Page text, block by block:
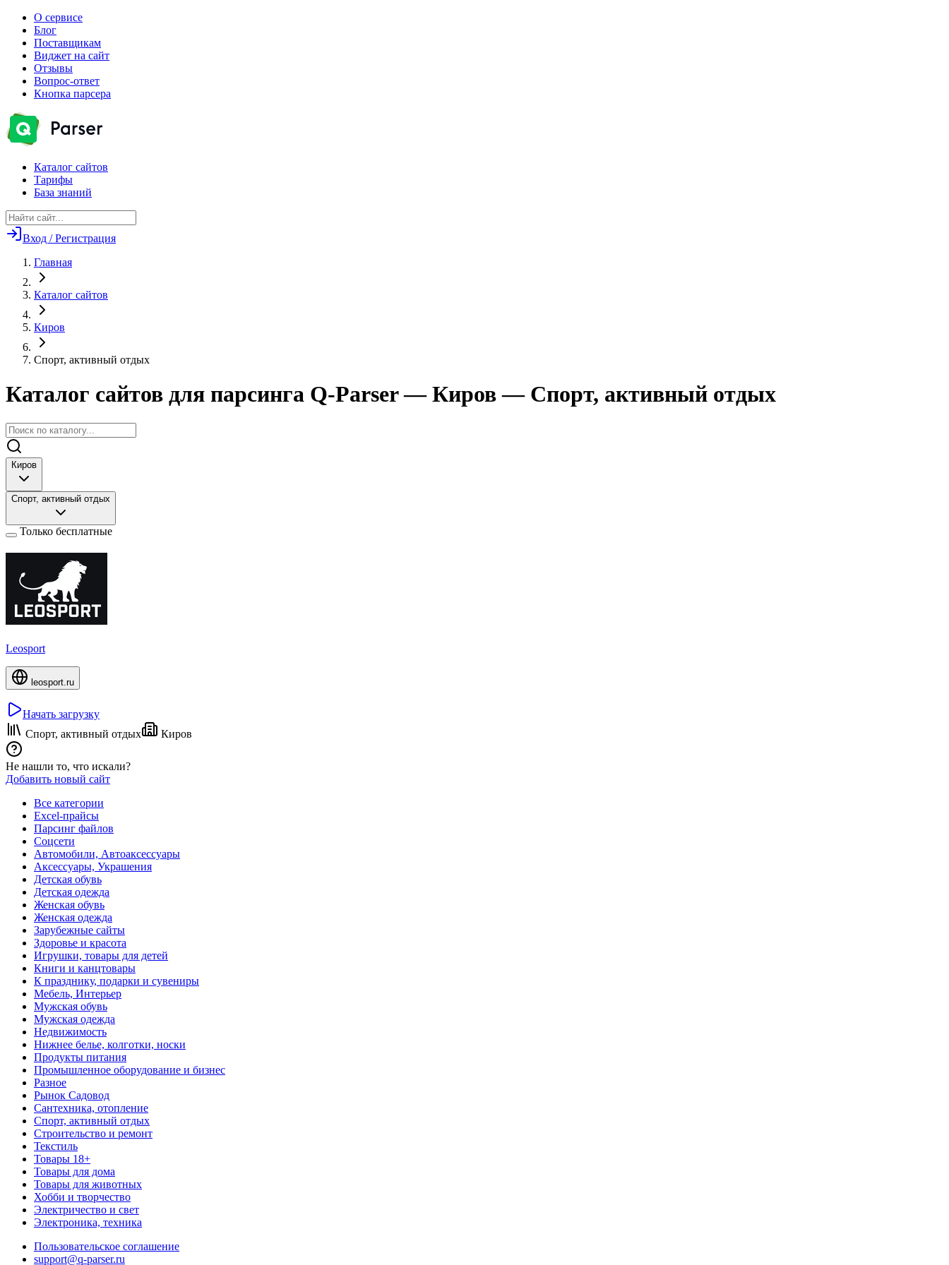
О сервисе
Блог
Поставщикам
Виджет на сайт
Отзывы
Вопрос-ответ
Кнопка парсера
Каталог сайтов
Тарифы
База знаний
Вход / Регистрация
Главная
Каталог сайтов
Киров
Спорт, активный отдых
Каталог сайтов для парсинга Q-Parser— Киров — Спорт, активный отдых
Киров
Спорт, активный отдых
Только бесплатные
Leosport
leosport.ru
Начать загрузку
Спорт, активный отдых
Киров
Не нашли то, что искали?
Добавить новый сайт
Все категории
Excel-прайсы
Парсинг файлов
Соцсети
Автомобили, Автоаксессуары
Аксессуары, Украшения
Детская обувь
Детская одежда
Женская обувь
Женская одежда
Зарубежные сайты
Здоровье и красота
Игрушки, товары для детей
Книги и канцтовары
К празднику, подарки и сувениры
Мебель, Интерьер
Мужская обувь
Мужская одежда
Недвижимость
Нижнее белье, колготки, носки
Продукты питания
Промышленное оборудование и бизнес
Разное
Рынок Садовод
Сантехника, отопление
Спорт, активный отдых
Строительство и ремонт
Текстиль
Товары 18+
Товары для дома
Товары для животных
Хобби и творчество
Электричество и свет
Электроника, техника
Пользовательское соглашение
support@q-parser.ru